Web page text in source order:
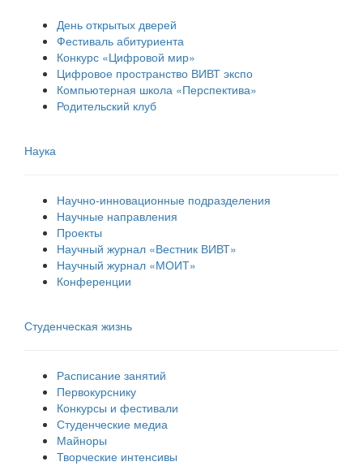
День открытых дверей
Фестиваль абитуриента
Конкурс «Цифровой мир»
Цифровое пространство ВИВТ экспо
Компьютерная школа «Перспектива»
Родительский клуб
Наука
Научно-инновационные подразделения
Научные направления
Проекты
Научный журнал «Вестник ВИВТ»
Научный журнал «МОИТ»
Конференции
Студенческая жизнь
Расписание занятий
Первокурснику
Конкурсы и фестивали
Студенческие медиа
Майноры
Творческие интенсивы